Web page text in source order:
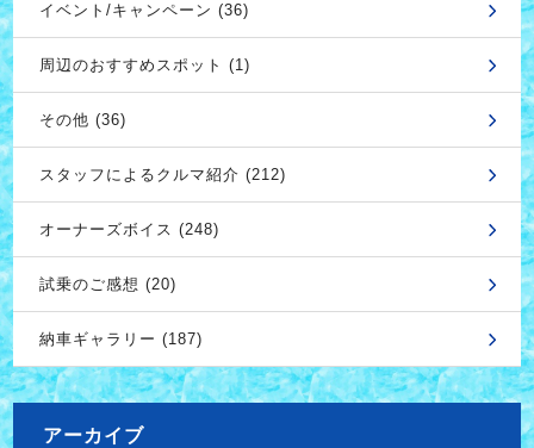
イベント/キャンペーン (36)
周辺のおすすめスポット (1)
その他 (36)
スタッフによるクルマ紹介 (212)
オーナーズボイス (248)
試乗のご感想 (20)
納車ギャラリー (187)
アーカイブ